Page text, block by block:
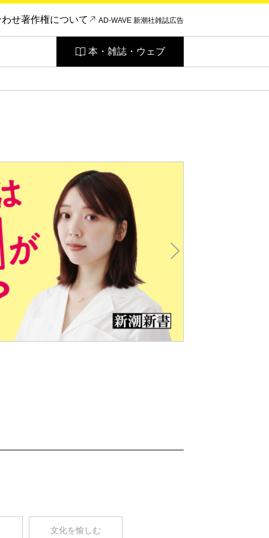
せ著作権について AD-WAVE 新潮社雑誌広告
本・雑誌・ウェブ
文化を愉しむ